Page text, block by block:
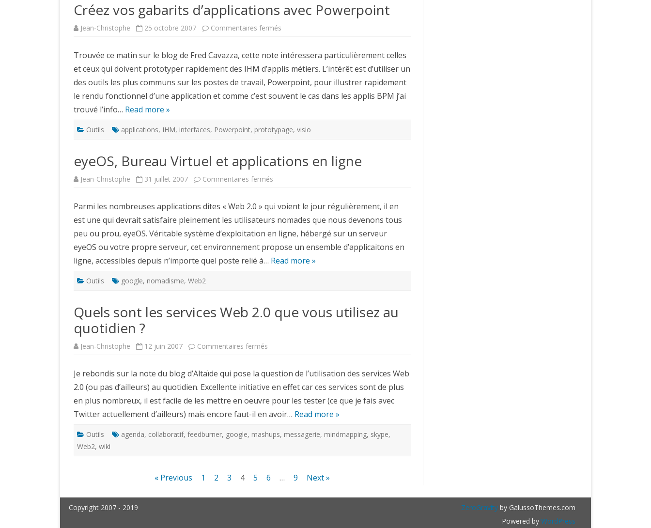
Créez vos gabarits d’applications avec Powerpoint
Jean-Christophe 25 octobre 2007 Commentaires fermés
d’applications
avec
Powerpoint
Trouvée ce matin sur le blog de Fred Cavazza, cette note intéressera particulièrement celles
et ceux qui doivent prototyper rapidement des IHM d’applis métiers. L’intérêt est d’utiliser un
des outils les plus communs sur les postes de travail, Powerpoint, pour illustrer rapidement
le rendu fonctionnel d’une application et comme c’est souvent le cas dans les applis BPM j’ai
trouvé l’info… Read more »
Outils applications, IHM, interfaces, Powerpoint, prototypage, visio
eyeOS, Bureau Virtuel et applications en ligne
Jean-Christophe 31 juillet 2007 Commentaires fermés
et
applications
en
ligne
Parmi les nombreuses applications dites « Web 2.0 » qui voient le jour régulièrement, il en
est une qui devrait satisfaire pleinement les utilisateurs nomades que nous devenons tous
peu ou prou, eyeOS. Véritable système d’exploitation en ligne, hébergé sur un serveur
eyeOS ou votre propre serveur, cet environnement propose un ensemble d’applicaitons en
ligne, accessibles depuis n’importe quel poste relié à… Read more »
Outils google, nomadisme, Web2
Quels sont les services Web 2.0 que vous utilisez au
quotidien ?
Jean-Christophe 12 juin 2007 Commentaires fermés
services
Web
2.0
que
vous
utilisez
au
quotidien
Je rebondis sur la note du blog d’Altaïde qui pose la question de l’utilisation des services Web
2.0 (ou pas d’ailleurs) au quotidien. Excellente initiative en effet car ces services sont de plus
en plus nombreux, il est facile de les mettre en oeuvre pour les tester (ce que je fais avec
Twitter actuellement d’ailleurs) mais encore faut-il en avoir… Read more »
Outils agenda, collaboratif, feedburner, google, mashups, messagerie, mindmapping, skype,
Web2, wiki
publications
« Previous 1 2 3 4 5 6 … 9 Next »
Copyright 2007 - 2019 ZeroGravity by GalussoThemes.com
Powered by WordPress